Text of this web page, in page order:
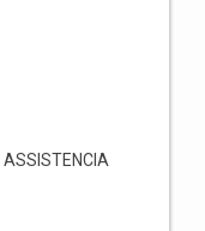
ASSISTENCIA